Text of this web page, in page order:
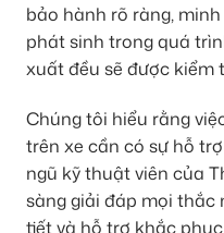
bảo hành rõ ràng,
phát sinh trong quá
xuất đều sẽ được kiểm
Chúng tôi hiểu rằng
trên xe cần có sự hỗ
ngũ kỹ thuật viên của
sàng giải đáp mọi thắc
tiết và hỗ trợ khắc